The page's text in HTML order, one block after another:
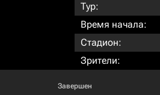
Тур:
Время начала:
Стадион:
Зрители:
Завершен